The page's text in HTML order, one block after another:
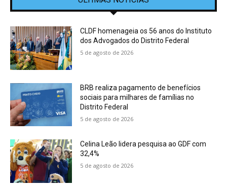
CLDF homenageia os 56 anos do Instituto
dos Advogados do Distrito Federal
5 de agosto de 2026
BRB realiza pagamento de benefícios
sociais para milhares de famílias no
Distrito Federal
5 de agosto de 2026
Celina Leão lidera pesquisa ao GDF com
32,4%
5 de agosto de 2026